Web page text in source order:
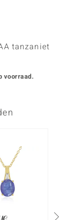
tanzaniet
voorraad.